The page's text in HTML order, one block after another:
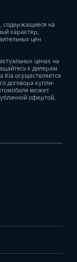
содержащиеся на
характер.
цен
ценах на
к дилерам
Kia осуществляется
договора купли-
может
офертой.